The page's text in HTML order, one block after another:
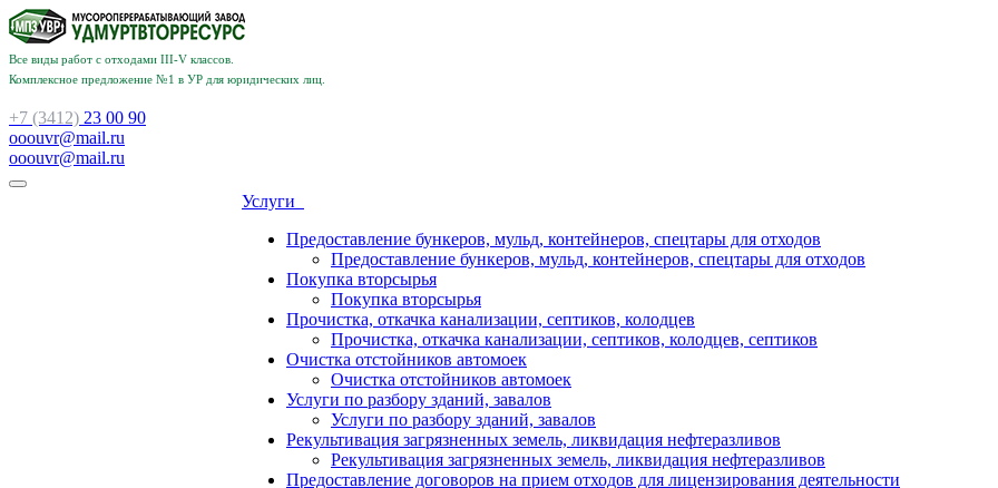
Все виды работ с отходами III-V классов.
Комплексное предложение №1 в УР для юридических лиц.
+7 (3412) 23 00 90
ooouvr@mail.ru
ooouvr@mail.ru
Услуги
Предоставление бункеров, мульд, контейнеров, спецтары для отходов
Предоставление бункеров, мульд, контейнеров, спецтары для отходов
Покупка вторсырья
Покупка вторсырья
Прочистка, откачка канализации, септиков, колодцев
Прочистка, откачка канализации, септиков, колодцев, септиков
Очистка отстойников автомоек
Очистка отстойников автомоек
Услуги по разбору зданий, завалов
Услуги по разбору зданий, завалов
Рекультивация загрязненных земель, ликвидация нефтеразливов
Рекультивация загрязненных земель, ликвидация нефтеразливов
Предоставление договоров на прием отходов для лицензирования деятельности